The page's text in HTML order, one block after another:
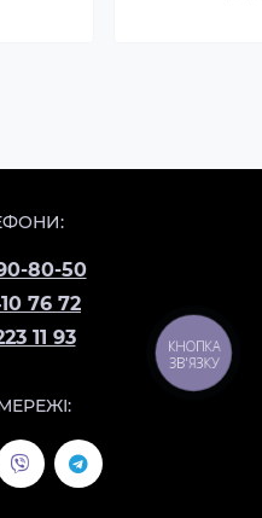
80-50
76 72
11 93
КНОПКА
ЗВ'ЯЗКУ